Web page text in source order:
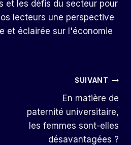
et les défis du secteur pour
lecteurs une perspective
et éclairée sur l'économie
SUIVANT
En matière de
paternité universitaire,
les femmes sont-elles
désavantagées ?